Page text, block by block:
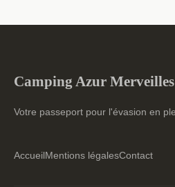
Camping Azur Merveilles
Votre passeport pour l'évasion en
AccueilMentions légalesContact